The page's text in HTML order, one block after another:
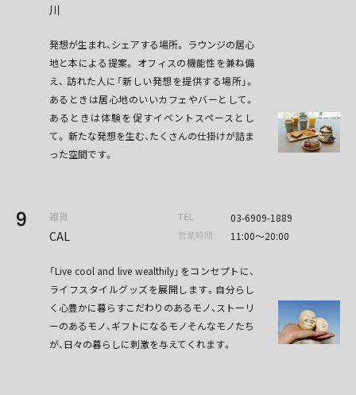
川
発想が生まれ、シェアする場所。 ラウンジの居心
地と本による提案。 オフィスの機能性を兼ね備
え、 訪れた人に「新しい発想を提供する場所」。
あるときは居心地のいいカフェやバーとして。
あるときは体験を促すイベントスペースとし
て。 新たな発想を生む、たくさんの仕掛けが詰ま
った空間です。
9 雑貨
CAL
TEL 03-6909-1889
営業時間 11:00〜20:00
「Live cool and live wealthily」をコンセプトに、
ライフスタイルグッズを展開します。自分らし
く心豊かに暮らすこだわりのあるモノ、ストーリ
ーのあるモノ、ギフトになるモノそんなモノたち
が、日々の暮らしに刺激を与えてくれます。